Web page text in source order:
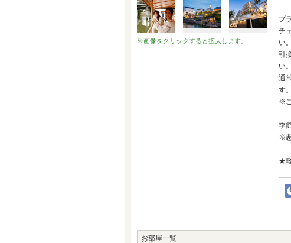
※画像をクリックすると拡大します。
プ
チ
い。
引
い。
通
す
※
季
※
★
お部屋一覧